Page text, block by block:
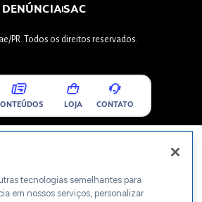
DENÚNCIASAC
PR. Todos os direitos reservados.
LOJA CONTATO
tecnologias semelhantes para
em nossos serviços, personalizar